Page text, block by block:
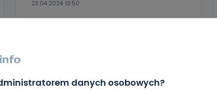
danych osobowych?
23.04.2024 13:50